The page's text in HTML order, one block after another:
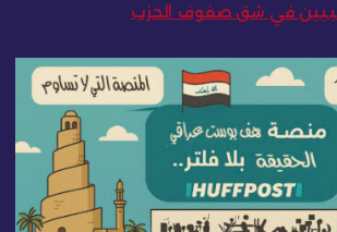
في شق صفوف الحزب